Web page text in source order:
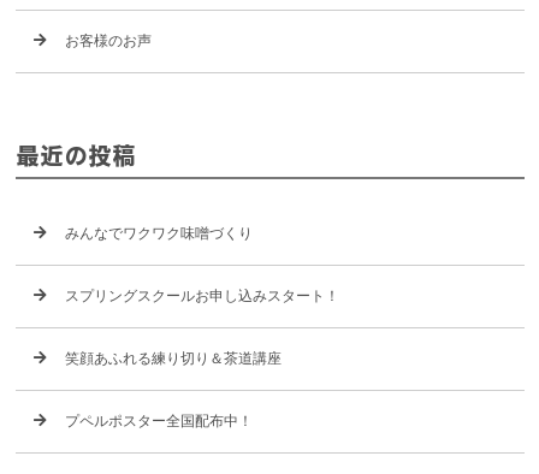
お客様のお声
最近の投稿
みんなでワクワク味噌づくり
スプリングスクールお申し込みスタート！
笑顔あふれる練り切り＆茶道講座
プペルポスター全国配布中！